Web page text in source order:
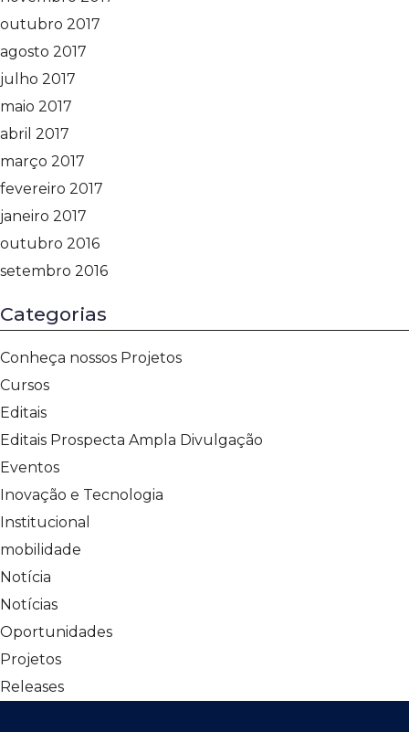
outubro 2017
agosto 2017
julho 2017
maio 2017
abril 2017
março 2017
fevereiro 2017
janeiro 2017
outubro 2016
setembro 2016
Categorias
Conheça nossos Projetos
Cursos
Editais
Editais Prospecta Ampla Divulgação
Eventos
Inovação e Tecnologia
Institucional
mobilidade
Notícia
Notícias
Oportunidades
Projetos
Releases